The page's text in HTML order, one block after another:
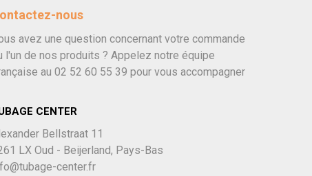
nous
avez une question concernant votre commande
l'un de nos produits ? Appelez notre équipe
au 02 52 60 55 39 pour vous accompagner
CENTER
Bellstraat 11
LX Oud - Beijerland, Pays-Bas
center.fr